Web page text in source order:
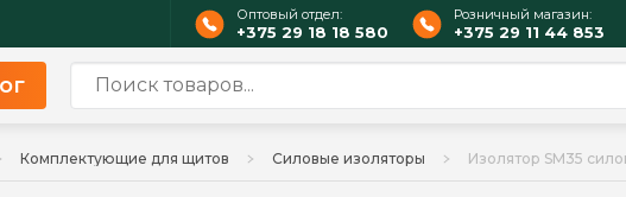
Оптовый отдел:
+375 29 18 18 580
Розничный магазин:
+375 29 11 44 853
Комплектующие для щитов Силовые изоляторы Изолятор SM35